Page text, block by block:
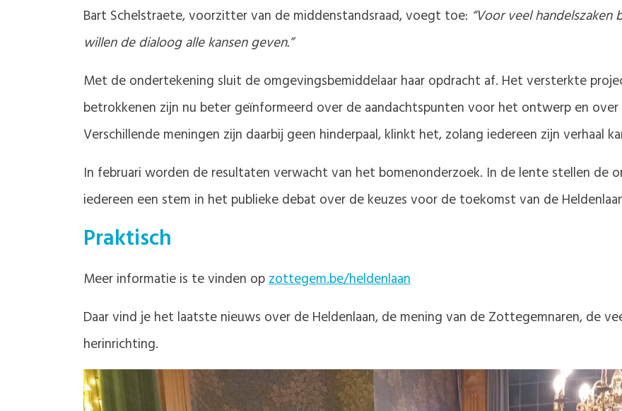
Bart Schelstraete, voorzitter van de middenstandsraad, voegt toe: “Voor veel
willen de dialoog alle kansen geven.”
Met de ondertekening sluit de omgevingsbemiddelaar haar opdracht af. Het versterkte
betrokkenen zijn nu beter geïnformeerd over de aandachtspunten voor het ontwerp en
Verschillende meningen zijn daarbij geen hinderpaal, klinkt het, zolang iedereen zijn verhaal
In februari worden de resultaten verwacht van het bomenonderzoek. In de lente stellen de
iedereen een stem in het publieke debat over de keuzes voor de toekomst van de
Praktisch
Meer informatie is te vinden opzottegem.be/heldenlaan
Daar vind je het laatste nieuws over de Heldenlaan, de mening van de Zottegemnaren, de
herinrichting.